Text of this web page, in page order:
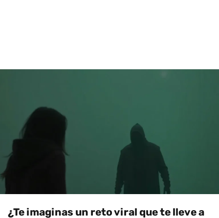
¿Te imaginas un reto viral que te lleve a